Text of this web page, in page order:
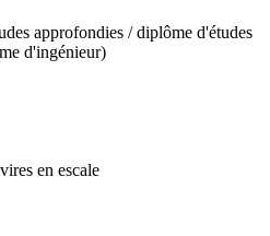
approfondies / diplôme d'études
d'ingénieur)
en escale